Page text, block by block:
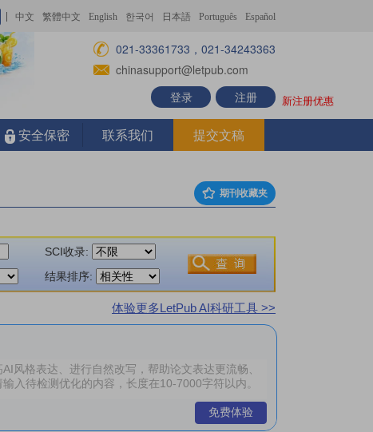
中文 繁體中文 English 한국어 日本語 Português Español
021-33361733，021-34243363
chinasupport@letpub.com
登录
注册 新注册优惠
安全保密 联系我们 提交文稿
期刊收藏夹
SCI收录:
结果排序:
体验更多LetPub AI科研工具 >>
免费体验